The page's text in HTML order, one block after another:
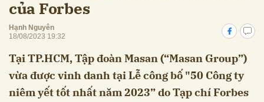
của Forbes
Hạnh Nguyên
18/08/2023 19:32
Tại TP.HCM, Tập đoàn Masan (“Masan Group”)
vừa được vinh danh tại Lễ công bố "50 Công ty
niêm yết tốt nhất năm 2023” do Tạp chí Forbes